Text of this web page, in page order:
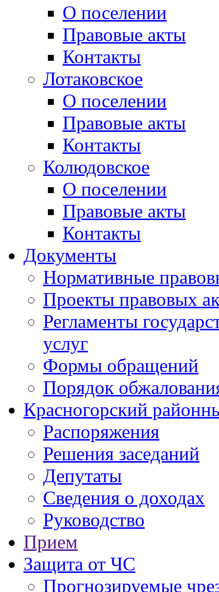
О поселении
Правовые акты
Контакты
Лотаковское
О поселении
Правовые акты
Контакты
Колюдовское
О поселении
Правовые акты
Контакты
Документы
Нормативные
Проекты правовых
Регламенты
услуг
Формы обращений
Порядок
Красногорский
Распоряжения
Решения заседаний
Депутаты
Сведения о доходах
Руководство
Прием
Защита от ЧС
Прогнозируемые